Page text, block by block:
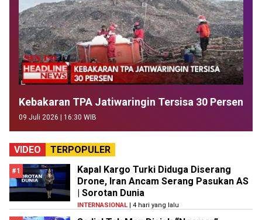
Kebakaran TPA Jatiwaringin Tersisa 30 Persen
09 Juli 2026 | 16:30 WIB
VIDEO TERPOPULER
#1
Kapal Kargo Turki Diduga Diserang
Drone, Iran Ancam Serang Pasukan AS
| Sorotan Dunia
INTERNASIONAL | 4 hari yang lalu